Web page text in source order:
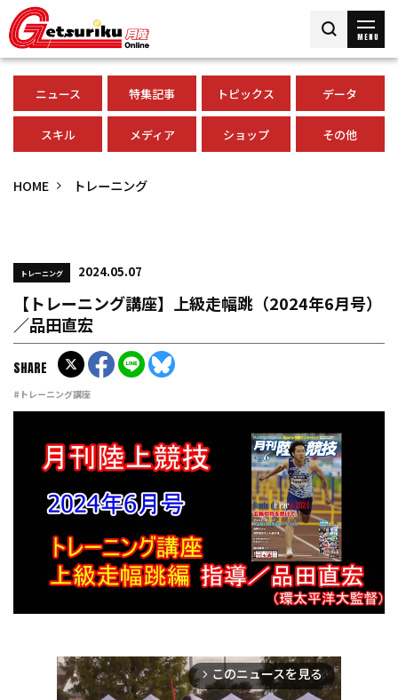
MENU
ニュース 特集記事 トピックス データ
スキル メディア ショップ その他
HOME トレーニング
トレーニング 2024.05.07
【トレーニング講座】上級走幅跳（2024年6月号）
／品田直宏
#トレーニング講座
SHARE
arrow_forward_ios このニュースを見る